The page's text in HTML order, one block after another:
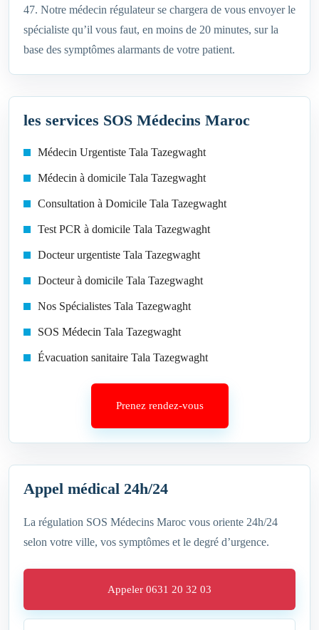
47. Notre médecin régulateur se chargera de vous envoyer le
spécialiste qu’il vous faut, en moins de 20 minutes, sur la
base des symptômes alarmants de votre patient.
les services SOS Médecins Maroc
Médecin Urgentiste Tala Tazegwaght‎
Médecin à domicile Tala Tazegwaght‎
Consultation à Domicile Tala Tazegwaght‎
Test PCR à domicile Tala Tazegwaght‎
Docteur urgentiste Tala Tazegwaght‎
Docteur à domicile Tala Tazegwaght‎
Nos Spécialistes Tala Tazegwaght‎
SOS Médecin Tala Tazegwaght‎
Évacuation sanitaire Tala Tazegwaght‎
Prenez rendez-vous
Appel médical 24h/24
La régulation SOS Médecins Maroc vous oriente 24h/24
selon votre ville, vos symptômes et le degré d’urgence.
Appeler 0631 20 32 03